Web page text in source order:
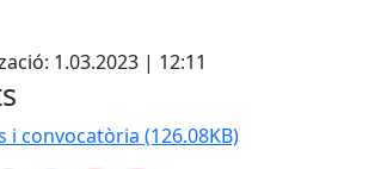
1.03.2023 | 12:11
i convocatòria (126.08KB)